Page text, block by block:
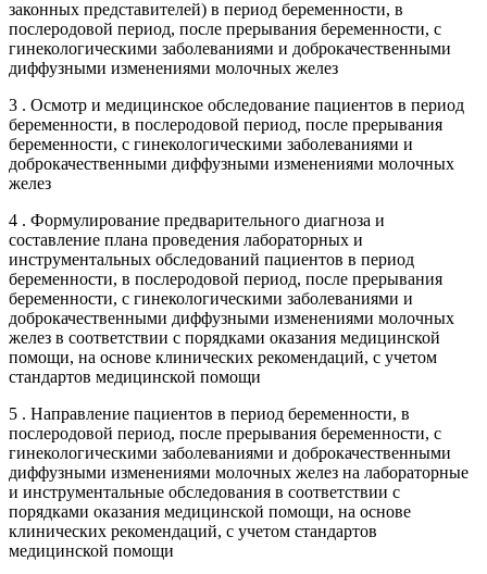
законных представителей) в период беременности, в
послеродовой период, после прерывания беременности, с
гинекологическими заболеваниями и доброкачественными
диффузными изменениями молочных желез
3 . Осмотр и медицинское обследование пациентов в период
беременности, в послеродовой период, после прерывания
беременности, с гинекологическими заболеваниями и
доброкачественными диффузными изменениями молочных
желез
4 . Формулирование предварительного диагноза и
составление плана проведения лабораторных и
инструментальных обследований пациентов в период
беременности, в послеродовой период, после прерывания
беременности, с гинекологическими заболеваниями и
доброкачественными диффузными изменениями молочных
желез в соответствии с порядками оказания медицинской
помощи, на основе клинических рекомендаций, с учетом
стандартов медицинской помощи
5 . Направление пациентов в период беременности, в
послеродовой период, после прерывания беременности, с
гинекологическими заболеваниями и доброкачественными
диффузными изменениями молочных желез на лабораторные
и инструментальные обследования в соответствии с
порядками оказания медицинской помощи, на основе
клинических рекомендаций, с учетом стандартов
медицинской помощи